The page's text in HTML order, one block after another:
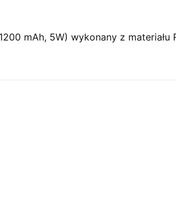
mAh, 5W) wykonany z